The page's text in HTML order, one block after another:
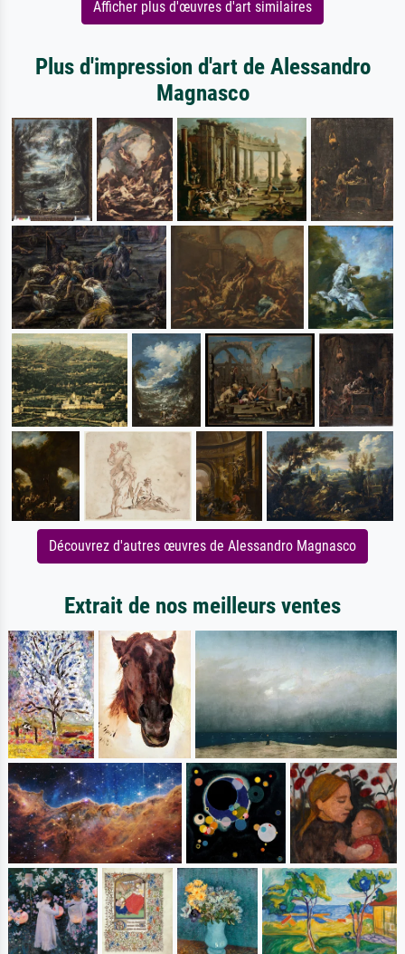
Afficher plus d'œuvres d'art similaires
Plus d'impression d'art de Alessandro
Magnasco
Découvrez d'autres œuvres de Alessandro Magnasco
Extrait de nos meilleurs ventes